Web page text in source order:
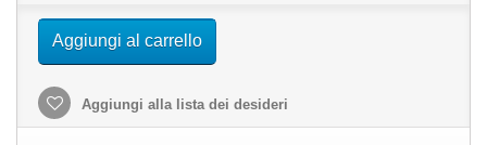
Aggiungi al carrello
Aggiungi alla lista dei desideri